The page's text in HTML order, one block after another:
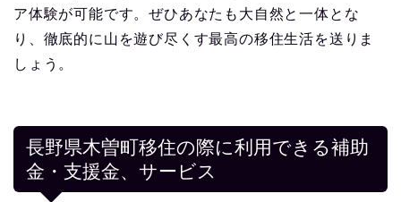
ア体験が可能です。ぜひあなたも大自然と一体とな
り、徹底的に山を遊び尽くす最高の移住生活を送りま
しょう。
長野県木曽町移住の際に利用できる補助
金・支援金、サービス